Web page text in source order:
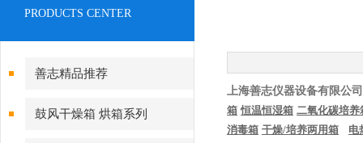
PRODUCTS CENTER
善志精品推荐
鼓风干燥箱 烘箱系列
上海善志仪器设备有限公
箱 恒温恒湿箱 二氧化碳培养
消毒箱 干燥/培养两用箱 电